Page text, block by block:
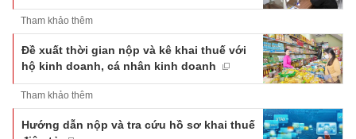
Tham khảo thêm
Đề xuất thời gian nộp và kê khai thuế với
hộ kinh doanh, cá nhân kinh doanh
Tham khảo thêm
Hướng dẫn nộp và tra cứu hồ sơ khai thuế